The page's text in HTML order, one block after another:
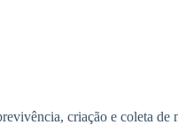
criação e coleta de